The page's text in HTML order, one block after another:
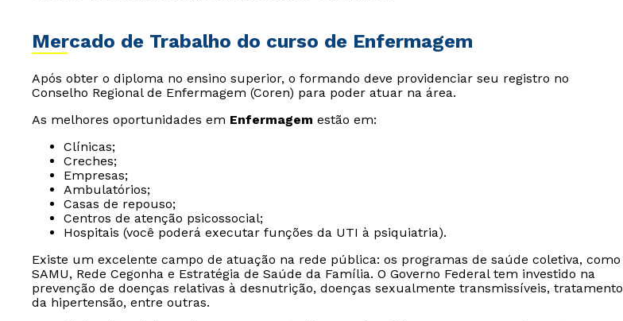
Mercado de Trabalho do curso de Enfermagem
Após obter o diploma no ensino superior, o formando deve providenciar seu registro no
Conselho Regional de Enfermagem (Coren) para poder atuar na área.
As melhores oportunidades em Enfermagem estão em:
Clínicas;
Creches;
Empresas;
Ambulatórios;
Casas de repouso;
Centros de atenção psicossocial;
Hospitais (você poderá executar funções da UTI à psiquiatria).
Existe um excelente campo de atuação na rede pública: os programas de saúde coletiva, como
SAMU, Rede Cegonha e Estratégia de Saúde da Família. O Governo Federal tem investido na
prevenção de doenças relativas à desnutrição, doenças sexualmente transmissíveis, tratamento
da hipertensão, entre outras.